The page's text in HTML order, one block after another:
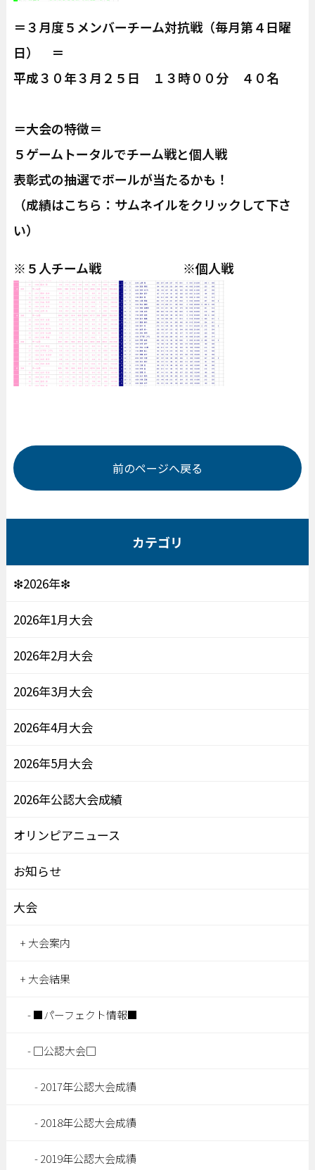
＝３月度５メンバーチーム対抗戦（毎月第４日曜
日） ＝
平成３０年３月２５日 １３時００分 ４０名
＝大会の特徴＝
５ゲームトータルでチーム戦と個人戦
表彰式の抽選でボールが当たるかも！
（成績はこちら：サムネイルをクリックして下さ
い）
※５人チーム戦 ※個人戦
前のページへ戻る
カテゴリ
❇2026年❇
2026年1月大会
2026年2月大会
2026年3月大会
2026年4月大会
2026年5月大会
2026年公認大会成績
オリンピアニュース
お知らせ
大会
大会案内
大会結果
■パーフェクト情報■
□公認大会□
2017年公認大会成績
2018年公認大会成績
2019年公認大会成績